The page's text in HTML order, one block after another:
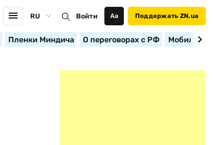
RU Войти Аа Поддержать ZN.ua
Пленки Миндича О переговорах с РФ